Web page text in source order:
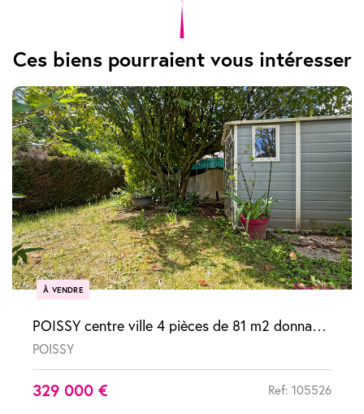
Ces biens pourraient vous intéresser
À VENDRE
POISSY centre ville 4 pièces de 81 m2 donnant sur jardin
POISSY
329 000 € Ref: 105526